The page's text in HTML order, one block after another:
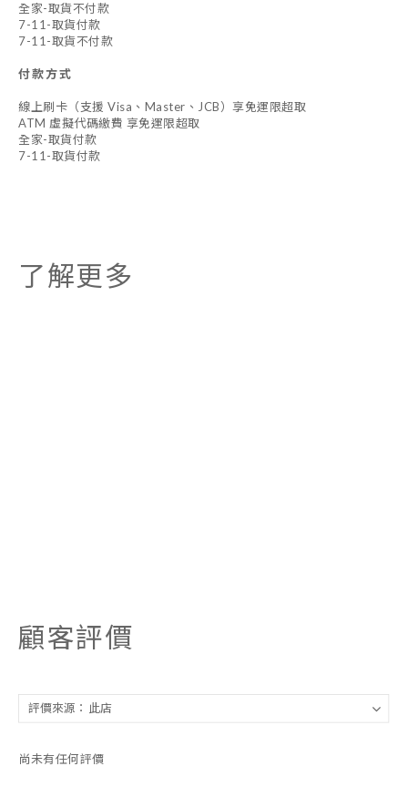
全家-取貨不付款
7-11-取貨付款
7-11-取貨不付款
付款方式
線上刷卡（支援 Visa、Master、JCB）享免運限超取
ATM 虛擬代碼繳費 享免運限超取
全家-取貨付款
7-11-取貨付款
了解更多
顧客評價
尚未有任何評價